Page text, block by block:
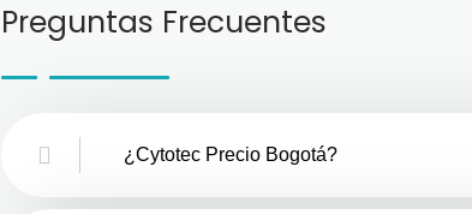
Preguntas Frecuentes
¿Cytotec Precio Bogotá?